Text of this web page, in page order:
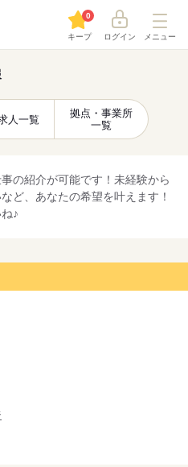
キープ
0
ログイン メニュー
人一覧
拠点・事業所
一覧
の紹介が可能です！未経験から
ど、あなたの希望を叶えます！
♪